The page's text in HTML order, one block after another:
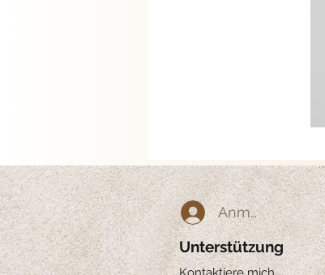
Anmelden
Unterstützung